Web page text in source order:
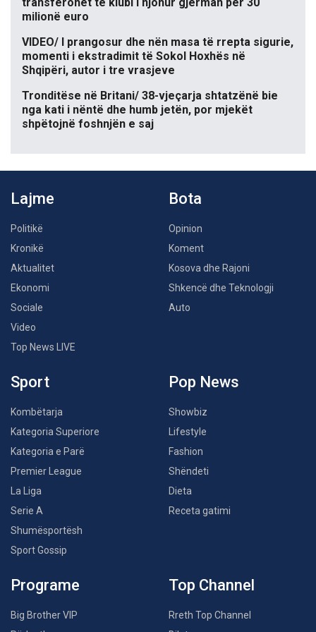
milionë euro
VIDEO/ I prangosur dhe nën masa të rrepta sigurie,
momenti i ekstradimit të Sokol Hoxhës në
Shqipëri, autor i tre vrasjeve
Tronditëse në Britani/ 38-vjeçarja shtatzënë bie
nga kati i nëntë dhe humb jetën, por mjekët
shpëtojnë foshnjën e saj
Lajme
Politikë
Kronikë
Aktualitet
Ekonomi
Sociale
Video
Top News LIVE
Bota
Opinion
Koment
Kosova dhe Rajoni
Shkencë dhe Teknologji
Auto
Sport
Kombëtarja
Kategoria Superiore
Kategoria e Parë
Premier League
La Liga
Serie A
Shumësportësh
Sport Gossip
Pop News
Showbiz
Lifestyle
Fashion
Shëndeti
Dieta
Receta gatimi
Programe
Big Brother VIP
Top Channel
Rreth Top Channel